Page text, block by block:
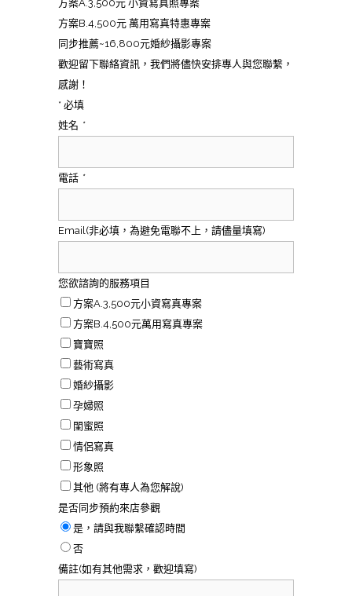
方案A.3,500元 小資寫真照專案
方案B.4,500元 萬用寫真特惠專案
同步推薦~16,800元婚紗攝影專案
歡迎留下聯絡資訊，我們將儘快安排專人與您聯繫，
感謝！
* 必填
姓名 *
電話 *
Email(非必填，為避免電聯不上，請儘量填寫)
您欲諮詢的服務項目
方案A.3,500元小資寫真專案
方案B.4,500元萬用寫真專案
寶寶照
藝術寫真
婚紗攝影
孕婦照
閨蜜照
情侶寫真
形象照
其他 (將有專人為您解說)
是否同步預約來店參觀
是，請與我聯繫確認時間
否
備註(如有其他需求，歡迎填寫)